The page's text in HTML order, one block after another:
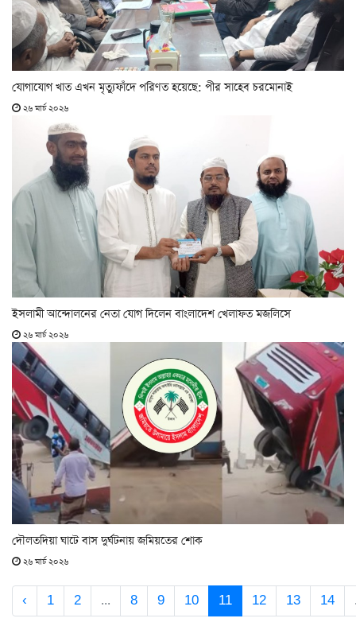
যোগাযোগ খাত এখন মৃত্যুফাঁদে পরিণত হয়েছে: পীর সাহেব চরমোনাই
২৬ মার্চ ২০২৬
ইসলামী আন্দোলনের নেতা যোগ দিলেন বাংলাদেশ খেলাফত মজলিসে
২৬ মার্চ ২০২৬
দৌলতদিয়া ঘাটে বাস দুর্ঘটনায় জমিয়তের শোক
২৬ মার্চ ২০২৬
‹ 1 2 ... 8 9 10 11 12 13 14